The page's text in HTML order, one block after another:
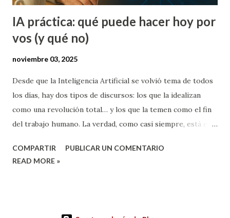
IA práctica: qué puede hacer hoy por
vos (y qué no)
noviembre 03, 2025
Desde que la Inteligencia Artificial se volvió tema de todos
los días, hay dos tipos de discursos: los que la idealizan
como una revolución total… y los que la temen como el fin
del trabajo humano. La verdad, como casi siempre, está en
analizado por Daniel Kahneman en su libro "Pensar rápido,
COMPARTIR
PUBLICAR UN COMENTARIO
READ MORE »